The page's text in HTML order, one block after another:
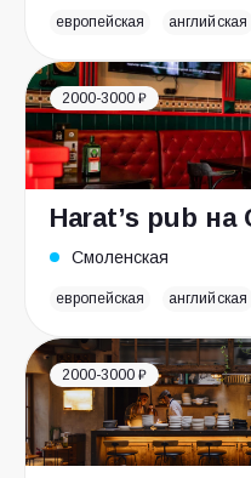
европейская английская
2000-3000 ₽
Harat’s pub
Смоленская
европейская английская
2000-3000 ₽